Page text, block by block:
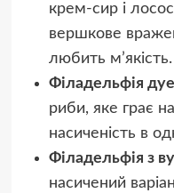
крем-сир і
вершкове
любить м’якість.
Філадельфія
риби, яке грає
насиченість в
Філадельфія з
насичений